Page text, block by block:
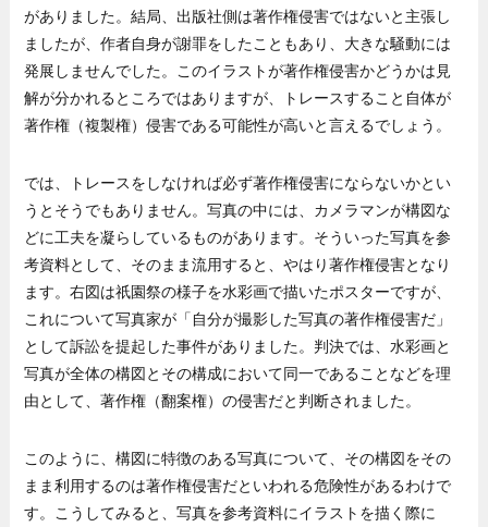
がありました。結局、出版社側は著作権侵害ではないと主張し
ましたが、作者自身が謝罪をしたこともあり、大きな騒動には
発展しませんでした。このイラストが著作権侵害かどうかは見
解が分かれるところではありますが、トレースすること自体が
著作権（複製権）侵害である可能性が高いと言えるでしょう。
では、トレースをしなければ必ず著作権侵害にならないかとい
うとそうでもありません。写真の中には、カメラマンが構図な
どに工夫を凝らしているものがあります。そういった写真を参
考資料として、そのまま流用すると、やはり著作権侵害となり
ます。右図は祇園祭の様子を水彩画で描いたポスターですが、
これについて写真家が「自分が撮影した写真の著作権侵害だ」
として訴訟を提起した事件がありました。判決では、水彩画と
写真が全体の構図とその構成において同一であることなどを理
由として、著作権（翻案権）の侵害だと判断されました。
このように、構図に特徴のある写真について、その構図をその
まま利用するのは著作権侵害だといわれる危険性があるわけで
す。こうしてみると、写真を参考資料にイラストを描く際に